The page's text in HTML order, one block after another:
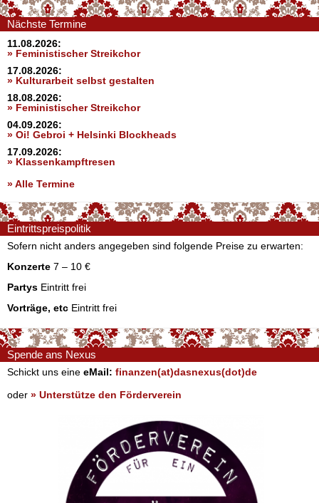
Nächste Termine
11.08.2026:
» Feministischer Streikchor
17.08.2026:
» Kulturarbeit selbst gestalten
18.08.2026:
» Feministischer Streikchor
04.09.2026:
» Oi! Gebroi + Helsinki Blockheads
17.09.2026:
» Klassenkampftresen
» Alle Termine
Eintrittspreispolitik
Sofern nicht anders angegeben sind folgende Preise zu erwarten:
Konzerte 7 – 10 €
Partys Eintritt frei
Vorträge, etc Eintritt frei
Spende ans Nexus
Schickt uns eine eMail: finanzen(at)dasnexus(dot)de
oder » Unterstütze den Förderverein